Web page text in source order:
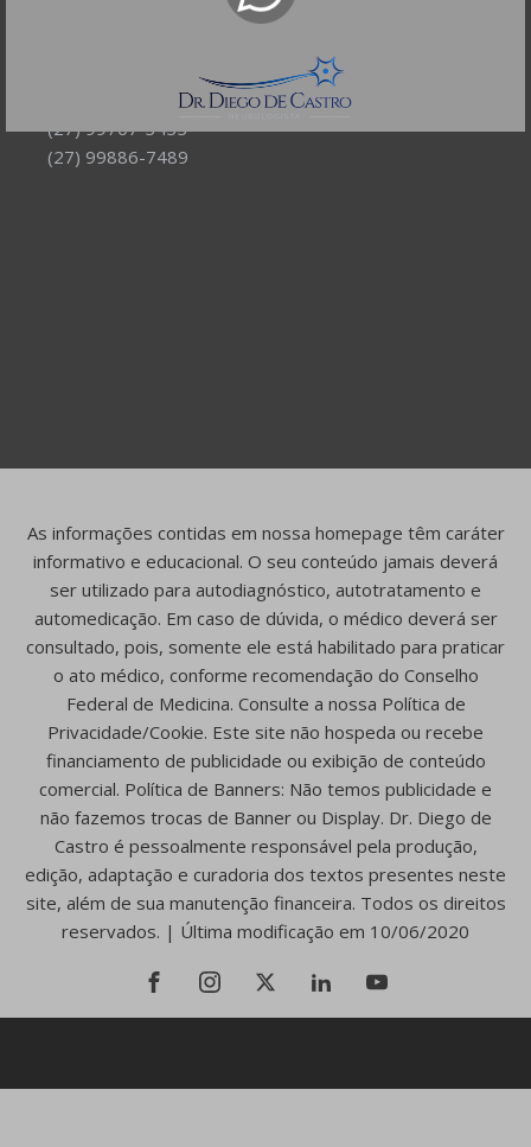
Ed. Victória Office Tower Leste, Enseada do Suá,
(27) 99707-3433
(27) 99886-7489
As informações contidas em nossa homepage têm caráter
informativo e educacional. O seu conteúdo jamais deverá
ser utilizado para autodiagnóstico, autotratamento e
automedicação. Em caso de dúvida, o médico deverá ser
consultado, pois, somente ele está habilitado para praticar
o ato médico, conforme recomendação do Conselho
Federal de Medicina. Consulte a nossa Política de
Privacidade/Cookie. Este site não hospeda ou recebe
financiamento de publicidade ou exibição de conteúdo
comercial. Política de Banners: Não temos publicidade e
não fazemos trocas de Banner ou Display. Dr. Diego de
Castro é pessoalmente responsável pela produção,
edição, adaptação e curadoria dos textos presentes neste
site, além de sua manutenção financeira. Todos os direitos
reservados. | Última modificação em 10/06/2020